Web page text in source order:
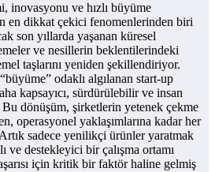
inovasyonu ve hızlı büyüme
en dikkat çekici fenomenlerinden biri
son yıllarda yaşanan küresel
ve nesillerin beklentilerindeki
taşlarını yeniden şekillendiriyor.
odaklı algılanan start-up
kapsayıcı, sürdürülebilir ve insan
dönüşüm, şirketlerin yetenek çekme
operasyonel yaklaşımlarına kadar her
sadece yenilikçi ürünler yaratmak
ve destekleyici bir çalışma ortamı
için kritik bir faktör haline gelmiş